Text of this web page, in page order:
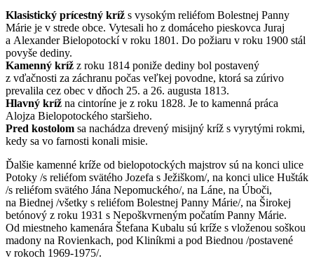
Klasistický prícestný kríž s vysokým reliéfom Bolestnej Panny
Márie je v strede obce. Vytesali ho z domáceho pieskovca Juraj
a Alexander Bielopotockí v roku 1801. Do požiaru v roku 1900 stál
povyše dediny.
Kamenný kríž z roku 1814 poniže dediny bol postavený
z vďačnosti za záchranu počas veľkej povodne, ktorá sa zúrivo
prevalila cez obec v dňoch 25. a 26. augusta 1813.
Hlavný kríž na cintoríne je z roku 1828. Je to kamenná práca
Alojza Bielopotockého staršieho.
Pred kostolom sa nachádza drevený misijný kríž s vyrytými rokmi,
kedy sa vo farnosti konali misie.
Ďalšie kamenné kríže od bielopotockých majstrov sú na konci ulice
Potoky /s reliéfom svätého Jozefa s Ježiškom/, na konci ulice Hušták
/s reliéfom svätého Jána Nepomuckého/, na Láne, na Úboči,
na Biednej /všetky s reliéfom Bolestnej Panny Márie/, na Širokej
betónový z roku 1931 s Nepoškvrneným počatím Panny Márie.
Od miestneho kamenára Štefana Kubalu sú kríže s vloženou soškou
madony na Rovienkach, pod Kliníkmi a pod Biednou /postavené
v rokoch 1969-1975/.